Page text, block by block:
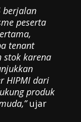
berjalan
peserta
tenant
stok karena
HIPMI dari
produk
ujar